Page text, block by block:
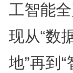
工智能
现从“数
地”再到